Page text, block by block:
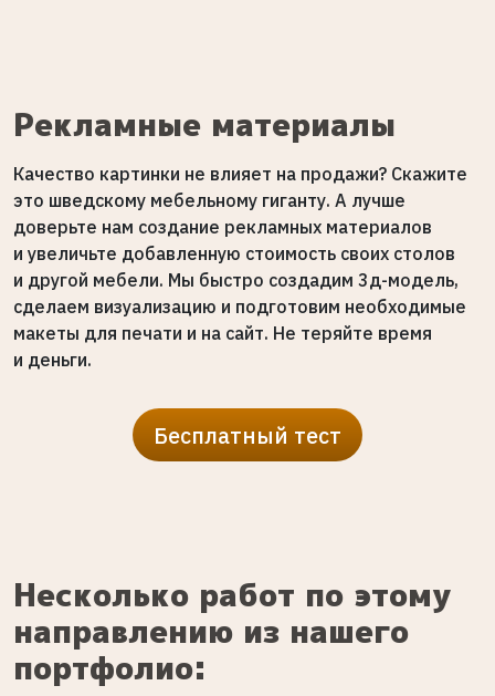
Рекламные материалы
Качество картинки не влияет на продажи? Скажите
это шведскому мебельному гиганту. А лучше
доверьте нам создание рекламных материалов
и увеличьте добавленную стоимость своих столов
и другой мебели. Мы быстро создадим 3д-модель,
сделаем визуализацию и подготовим необходимые
макеты для печати и на сайт. Не теряйте время
и деньги.
Бесплатный тест
Несколько работ по этому
направлению из нашего
портфолио: